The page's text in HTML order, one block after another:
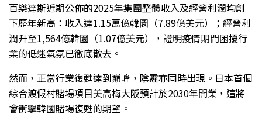
百樂達斯近期公佈的2025年集團整體收入及經營利潤均創
下歷年新高：收入達1.15萬億韓圜（7.89億美元）；經營利
潤升至1,564億韓圜（1.07億美元），證明疫情期間困擾行
業的低迷氣氛已徹底散去。
然而，正當行業復甦達到巔峰，陰霾亦同時出現。日本首個
綜合渡假村賭場項目美高梅大阪預計於2030年開業，這將
會衝擊韓國賭場復甦的期望。